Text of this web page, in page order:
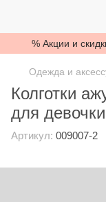
% Акции и
Одежда и
Колготки
для
Артикул: 009007-2